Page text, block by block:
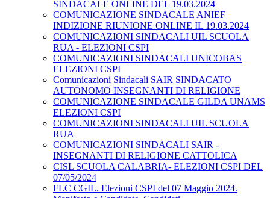
SINDACALE ONLINE DEL 19.03.2024
COMUNICAZIONE SINDACALE ANIEF
INDIZIONE RIUNIONE ONLINE IL 19.03.2024
COMUNICAZIONI SINDACALI UIL SCUOLA
RUA - ELEZIONI CSPI
COMUNICAZIONI SINDACALI UNICOBAS
ELEZIONI CSPI
Comunicazioni Sindacali SAIR SINDACATO
AUTONOMO INSEGNANTI DI RELIGIONE
COMUNICAZIONE SINDACALE GILDA UNAMS
ELEZIONI CSPI
COMUNICAZIONI SINDACALI UIL SCUOLA
RUA
COMUNICAZIONI SINDACALI SAIR -
INSEGNANTI DI RELIGIONE CATTOLICA
CISL SCUOLA CALABRIA- ELEZIONI CSPI DEL
07/05/2024
FLC CGIL. Elezioni CSPI del 07 Maggio 2024.